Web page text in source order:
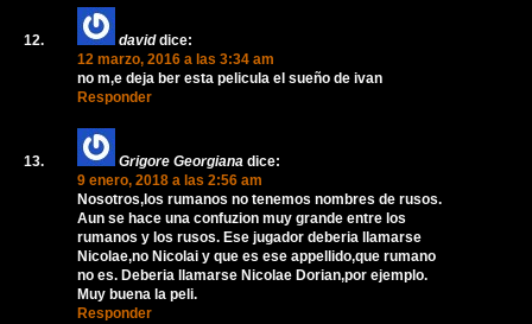
david dice:
12 marzo, 2016 a las 3:34 am
no m,e deja ber esta pelicula el sueño de ivan
Responder
Grigore Georgiana dice:
9 enero, 2018 a las 2:56 am
Nosotros,los rumanos no tenemos nombres de rusos.
Aun se hace una confuzion muy grande entre los
rumanos y los rusos. Ese jugador deberia llamarse
Nicolae,no Nicolai y que es ese appellido,que rumano
no es. Deberia llamarse Nicolae Dorian,por ejemplo.
Muy buena la peli.
Responder